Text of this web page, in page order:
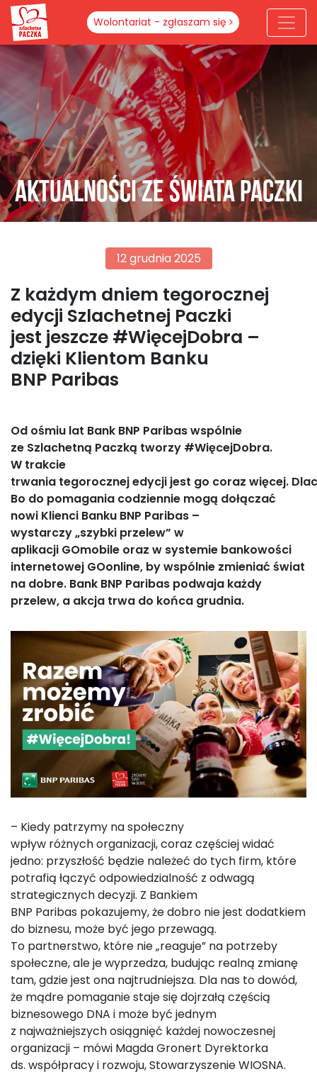
Wolontariat - zgłaszam się
Aktualności ze świata paczki
12 grudnia 2025
Z każdym dniem tegorocznej
edycji Szlachetnej Paczki
jest jeszcze #WięcejDobra –
dzięki Klientom Banku
BNP Paribas
Od ośmiu lat Bank BNP Paribas wspólnie
ze Szlachetną Paczką tworzy #WięcejDobra.
W trakcie
trwania tegorocznej edycji jest go coraz więcej.
Bo do pomagania codziennie mogą dołączać
nowi Klienci Banku BNP Paribas –
wystarczy„szybki przelew” w
aplikacji GOmobile oraz w systemie bankowości
internetowej GOonline, by wspólnie zmieniać świat
na dobre. Bank BNP Paribas podwaja każdy
przelew, a akcja trwa do końca grudnia.
– Kiedy patrzymy na społeczny
wpływ różnych organizacji, coraz częściej widać
jedno: przyszłość będzie należeć do tych firm, które
potrafią łączyć odpowiedzialność z odwagą
strategicznych decyzji. Z Bankiem
BNP Paribas pokazujemy, że dobro nie jest dodatkiem
do biznesu, może być jego przewagą.
To partnerstwo, które nie „reaguje” na potrzeby
społeczne, ale je wyprzedza, budując realną zmianę
tam, gdzie jest ona najtrudniejsza. Dla nas to dowód,
że mądre pomaganie staje się dojrzałą częścią
biznesowego DNA i może być jednym
z najważniejszych osiągnięć każdej nowoczesnej
organizacji – mówi Magda Gronert Dyrektorka
ds. współpracy i rozwoju, Stowarzyszenie WIOSNA.